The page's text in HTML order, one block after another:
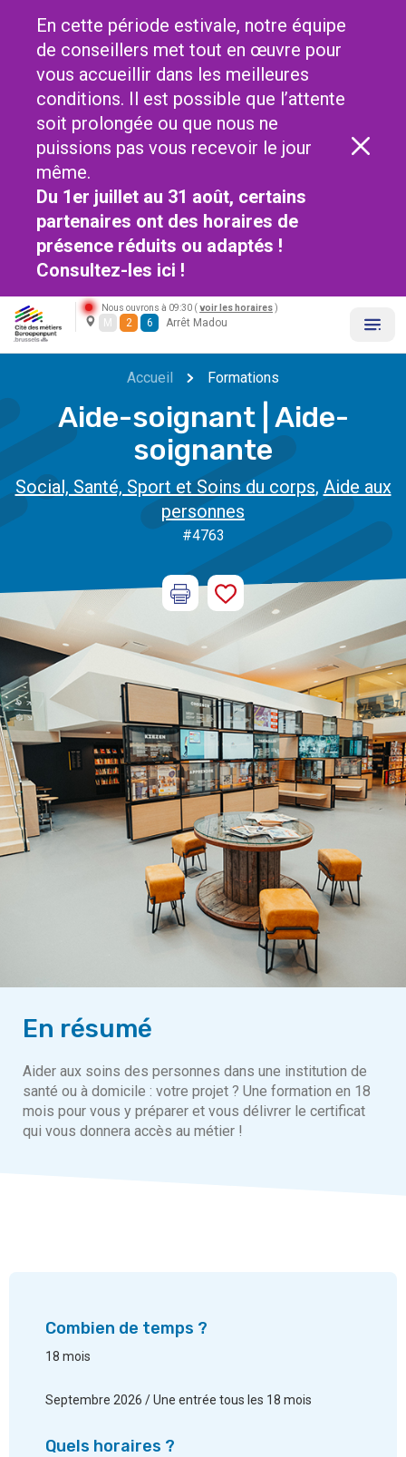
En cette période estivale, notre équipe
de conseillers met tout en œuvre pour
vous accueillir dans les meilleures
conditions. Il est possible que l’attente
soit prolongée ou que nous ne
puissions pas vous recevoir le jour
même.
Du 1er juillet au 31 août, certains
partenaires ont des horaires de
présence réduits ou adaptés !
Consultez-les ici !
Nous ouvrons à 09:30 ( voir les horaires )
M 2 6 Arrêt Madou
Accueil Formations
Aide-soignant | Aide-
soignante
Social, Santé, Sport et Soins du corps, Aide aux
personnes
#4763
En résumé
Aider aux soins des personnes dans une institution de
santé ou à domicile : votre projet ? Une formation en 18
mois pour vous y préparer et vous délivrer le certificat
qui vous donnera accès au métier !
Combien de temps ?
18 mois
Septembre 2026 / Une entrée tous les 18 mois
Quels horaires ?